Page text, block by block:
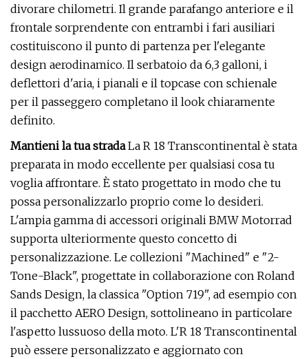
divorare chilometri. Il grande parafango anteriore e il
frontale sorprendente con entrambi i fari ausiliari
costituiscono il punto di partenza per l'elegante
design aerodinamico. Il serbatoio da 6,3 galloni, i
deflettori d'aria, i pianali e il topcase con schienale
per il passeggero completano il look chiaramente
definito.
Mantieni la tua stradaLa R 18 Transcontinental è stata
preparata in modo eccellente per qualsiasi cosa tu
voglia affrontare. È stato progettato in modo che tu
possa personalizzarlo proprio come lo desideri.
L'ampia gamma di accessori originali BMW Motorrad
supporta ulteriormente questo concetto di
personalizzazione. Le collezioni "Machined" e "2-
Tone-Black", progettate in collaborazione con Roland
Sands Design, la classica "Option 719", ad esempio con
il pacchetto AERO Design, sottolineano in particolare
l'aspetto lussuoso della moto. L'R 18 Transcontinental
può essere personalizzato e aggiornato con